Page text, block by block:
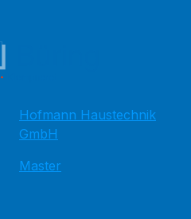
Hofmann Haustechnik
GmbH
Master